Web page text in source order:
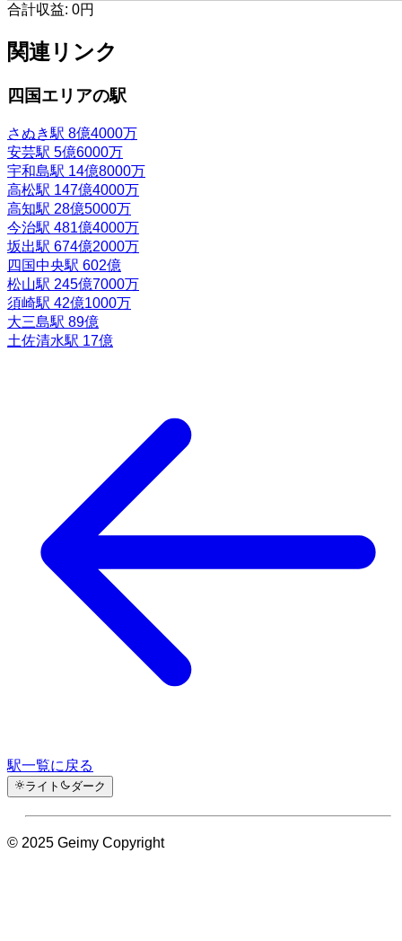
合計収益: 0円
関連リンク
四国エリアの駅
さぬき駅 8億4000万
安芸駅 5億6000万
宇和島駅 14億8000万
高松駅 147億4000万
高知駅 28億5000万
今治駅 481億4000万
坂出駅 674億2000万
四国中央駅 602億
松山駅 245億7000万
須崎駅 42億1000万
大三島駅 89億
土佐清水駅 17億
駅一覧に戻る
ライト ダーク
© 2025 Geimy Copyright